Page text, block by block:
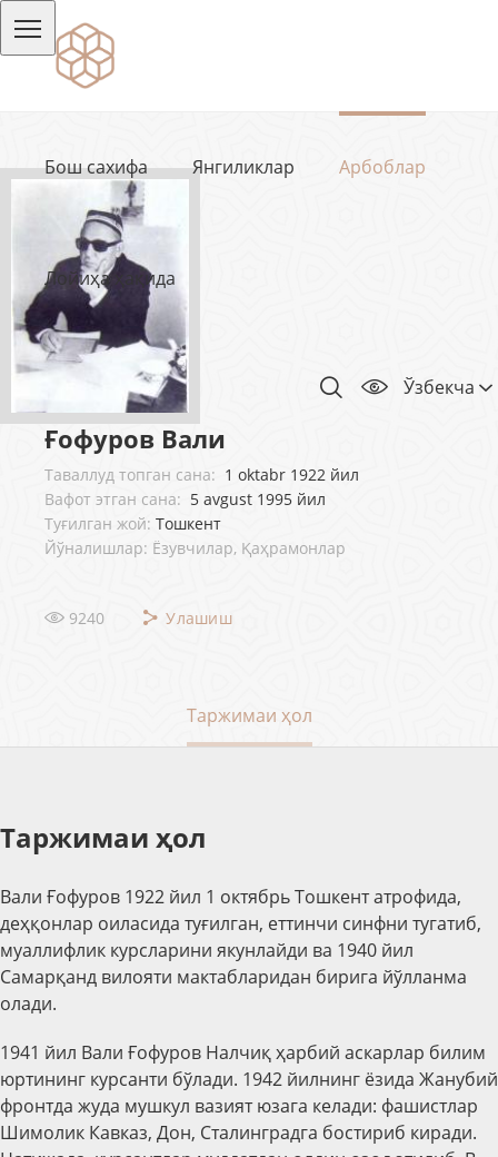
Бош сахифа Янгиликлар Арбоблар
Лойиҳа ҳақида
Ўзбекча
Ғофуров Вали
Таваллуд топган сана: 1 oktabr 1922 йил
Вафот этган сана: 5 avgust 1995 йил
Туғилган жой: Тошкент
Йўналишлар: Ёзувчилар, Қаҳрамонлар
9240 Улашиш
Таржимаи ҳол
Таржимаи ҳол
Вали Ғофуров 1922 йил 1 октябрь Тошкент атрофида,
деҳқонлар оиласида туғилган, еттинчи синфни тугатиб,
муаллифлик курсларини якунлайди ва 1940 йил
Самарқанд вилояти мактабларидан бирига йўлланма
олади.
1941 йил Вали Ғофуров Налчиқ ҳарбий аскарлар билим
юртининг курсанти бўлади. 1942 йилнинг ёзида Жанубий
фронтда жуда мушкул вазият юзaга келади: фашистлар
Шимолик Кавказ, Дон, Сталинградга бостириб киради.